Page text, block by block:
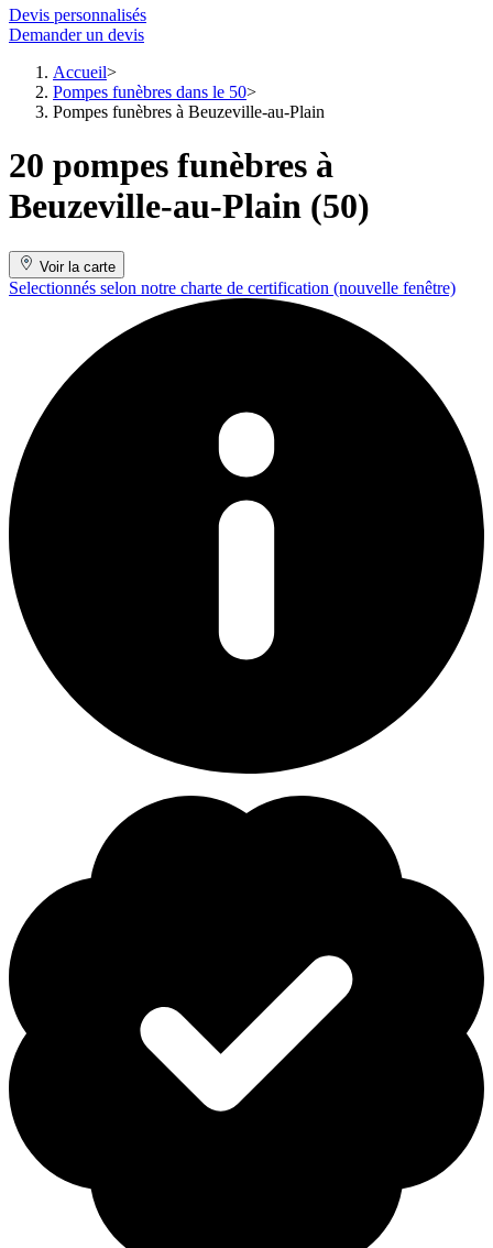
Devis personnalisés
Demander un devis
Accueil
Pompes funèbres dans le 50
Pompes funèbres à Beuzeville-au-Plain
20 pompes funèbres à
Beuzeville-au-Plain (50)
Voir la carte
Selectionnés selon notre charte de certification (nouvelle fenêtre)